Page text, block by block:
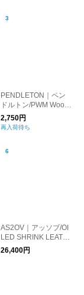
PENDLETON｜ペン
ドルトン/PWM Wool
Rec PotM Tucson
2,750円
再入荷待ち
AS2OV｜アッソブ/OI
LED SHRINK LEATH
ER SHORT WALLET /
折財布
26,400円